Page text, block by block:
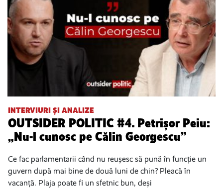
INTERVIURI ȘI ANALIZE
OUTSIDER POLITIC #4. Petrișor Peiu:
„Nu-l cunosc pe Călin Georgescu”
Ce fac parlamentarii când nu reușesc să pună în funcție un
guvern după mai bine de două luni de chin? Pleacă în
vacanță. Plaja poate fi un sfetnic bun, deși